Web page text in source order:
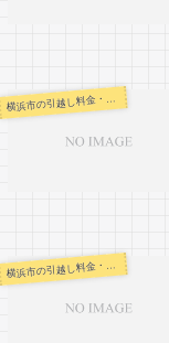
横
横 浜市の引越し料金・代金相場・見積り情報